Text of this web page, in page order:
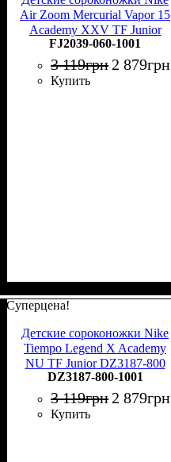
Air Zoom Mercurial Vapor 15
Academy XXV TF Junior
FJ2039-060
FJ2039-060-1001
3 119грн 2 879грн
Купить
Суперцена!
Детские сороконожки Nike
Tiempo Legend X Academy
NU TF Junior DZ3187-800
DZ3187-800-1001
3 119грн 2 879грн
Купить